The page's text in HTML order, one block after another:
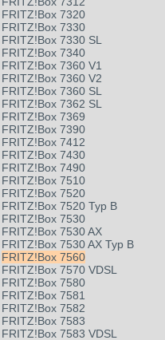
FRITZ!Box 7320
FRITZ!Box 7330
FRITZ!Box 7330 SL
FRITZ!Box 7340
FRITZ!Box 7360 V1
FRITZ!Box 7360 V2
FRITZ!Box 7360 SL
FRITZ!Box 7362 SL
FRITZ!Box 7369
FRITZ!Box 7390
FRITZ!Box 7412
FRITZ!Box 7430
FRITZ!Box 7490
FRITZ!Box 7510
FRITZ!Box 7520
FRITZ!Box 7520 Typ B
FRITZ!Box 7530
FRITZ!Box 7530 AX
FRITZ!Box 7530 AX Typ B
FRITZ!Box 7560
FRITZ!Box 7570 VDSL
FRITZ!Box 7580
FRITZ!Box 7581
FRITZ!Box 7582
FRITZ!Box 7583
FRITZ!Box 7583 VDSL